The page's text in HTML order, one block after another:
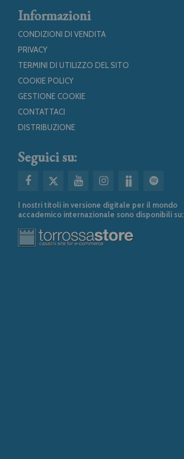
Informazioni
CONDIZIONI DI VENDITA
PRIVACY
TERMINI DI UTILIZZO DEL SITO
COOKIE POLICY
GESTIONE COOKIE
CONTATTACI
DISTRIBUZIONE
Seguici su:
I nostri titoli in versione digitale per il mondo
accademico internazionale sono disponibili su: